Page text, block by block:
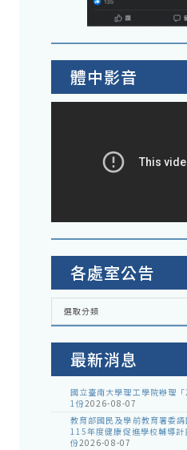
體中影音
各處室公告
各
室
選取分類
最新消息
國立臺南大學理工學院辦理
1份2026-08-07
教育部國民及學前教育署委
115年度健康促進學校輔導
份2026-08-07